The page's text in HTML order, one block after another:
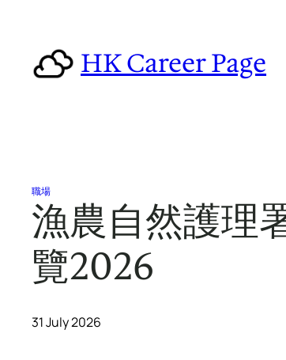
content
HK Career Page
職場
漁農自然護理
覽2026
31 July 2026